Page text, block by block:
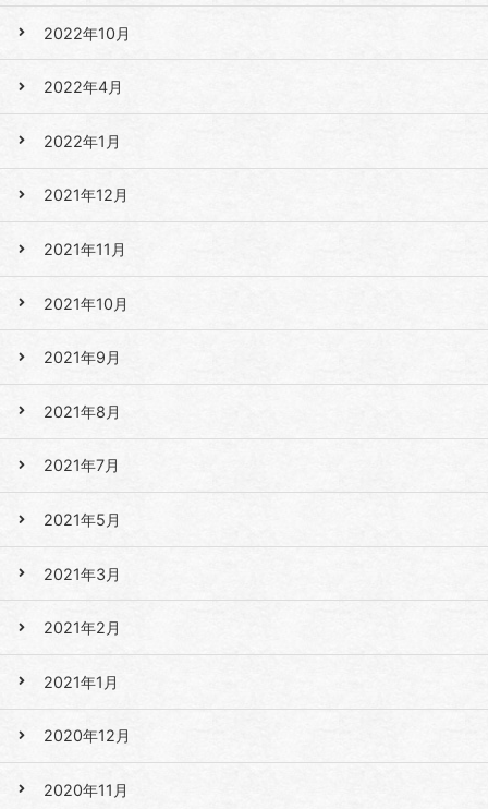
2022年10月
2022年4月
2022年1月
2021年12月
2021年11月
2021年10月
2021年9月
2021年8月
2021年7月
2021年5月
2021年3月
2021年2月
2021年1月
2020年12月
2020年11月